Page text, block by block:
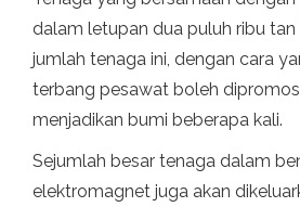
dalam letupan dua puluh ribu tan
jumlah tenaga ini, dengan cara
terbang pesawat boleh
menjadikan bumi beberapa kali.
Sejumlah besar tenaga dalam
elektromagnet juga akan